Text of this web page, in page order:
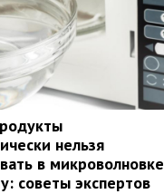
нельзя
в микроволновке
советы экспертов